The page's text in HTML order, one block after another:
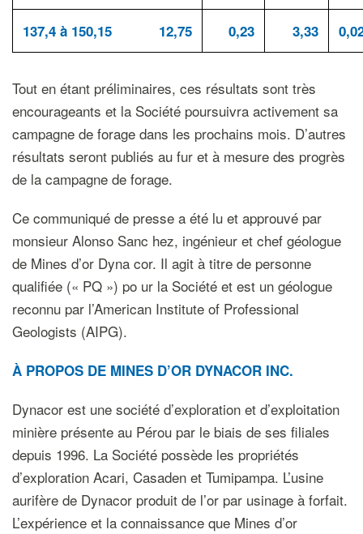
137,4 à 150,15 12,75 0,23 3,33
Tout en étant préliminaires, ces résultats sont très
encourageants et la Société poursuivra activement sa
campagne de forage dans les prochains mois. D’autres
résultats seront publiés au fur et à mesure des progrès
de la campagne de forage.
Ce communiqué de presse a été lu et approuvé par
monsieur Alonso Sanc hez, ingénieur et chef géologue
de Mines d’or Dyna cor. Il agit à titre de personne
qualifiée (« PQ ») po ur la Société et est un géologue
reconnu par l’American Institute of Professional
Geologists (AIPG).
À PROPOS DE MINES D’OR DYNACOR INC.
Dynacor est une société d’exploration et d’exploitation
minière présente au Pérou par le biais de ses filiales
depuis 1996. La Société possède les propriétés
d’exploration Acari, Casaden et Tumipampa. L’usine
aurifère de Dynacor produit de l’or par usinage à forfait.
L’expérience et la connaissance que Mines d’or